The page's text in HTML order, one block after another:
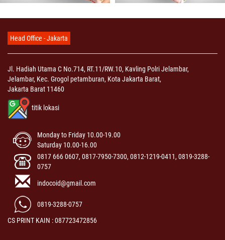
Head Office - Jakarta
Jl. Hadiah Utama C No.714, RT.11/RW.10, Kavling Polri Jelambar,
Jelambar, Kec. Grogol petamburan, Kota Jakarta Barat,
Jakarta Barat 11460
titik lokasi
Monday to Friday 10.00-19.00
Saturday 10.00-16.00
0817 666 0607, 0817-7950-7300, 0812-1219-0411, 0819-3288-
0757
indocoid@gmail.com
0819-3288-0757
CS PRINT KAIN : 087723472856